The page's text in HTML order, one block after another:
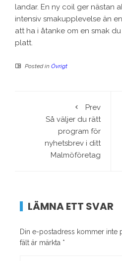
landar. En ny coil ger nästan
intensiv smakupplevelse än
att ha i åtanke om en smak
platt.
Posted in Övrigt
Prev
Så väljer du rätt
program för
nyhetsbrev i ditt
Malmöföretag
LÄMNA ETT SVAR
Din e-postadress kommer inte
fält är märkta *